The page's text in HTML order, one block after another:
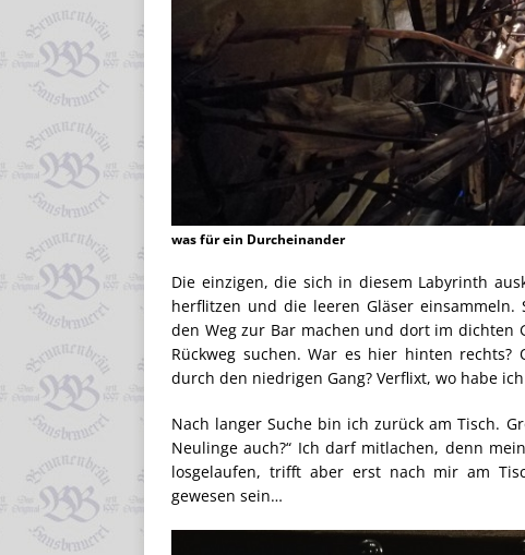
was für ein Durcheinander
Die einzigen, die sich in diesem Labyrinth
herflitzen und die leeren Gläser
den Weg zur Bar machen und dort im dichten
Rückweg suchen. War es hier hinten
durch den niedrigen Gang? Verflixt, wo habe
Nach langer Suche bin ich zurück am Tisch.
Neulinge auch?“ Ich darf mitlachen, denn
losgelaufen, trifft aber erst nach mir am
gewesen sein…